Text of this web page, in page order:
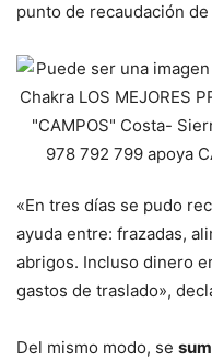
punto de recaudación
«En tres días se pudo
ayuda entre: frazadas,
abrigos. Incluso dinero
gastos de traslado»,
Del mismo modo, se